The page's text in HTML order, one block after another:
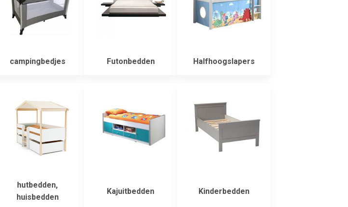
campingbedjes Futonbedden Halfhoogslapers
hutbedden,
huisbedden
Kajuitbedden Kinderbedden